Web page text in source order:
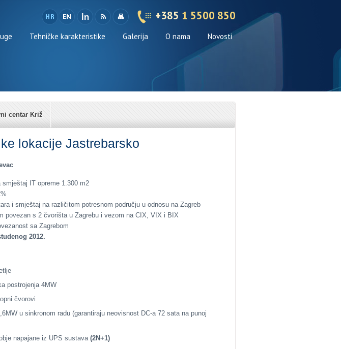
+385 1 5500 850
Tehničke karakteristike Galerija O nama Novosti
centar Križ
lokacije Jastrebarsko
smještaj IT opreme 1.300 m2
i smještaj na različitom potresnom području u odnosu na Zagreb
povezan s 2 čvorišta u Zagrebu i vezom na CIX, VIX i BIX
sa Zagrebom
2012.
postrojenja 4MW
čvorovi
u sinkronom radu (garantiraju neovisnost DC-a 72 sata na punoj
napajane iz UPS sustava(2N+1)